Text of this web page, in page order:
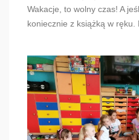
Wakacje, to wolny czas! A
koniecznie z książką w